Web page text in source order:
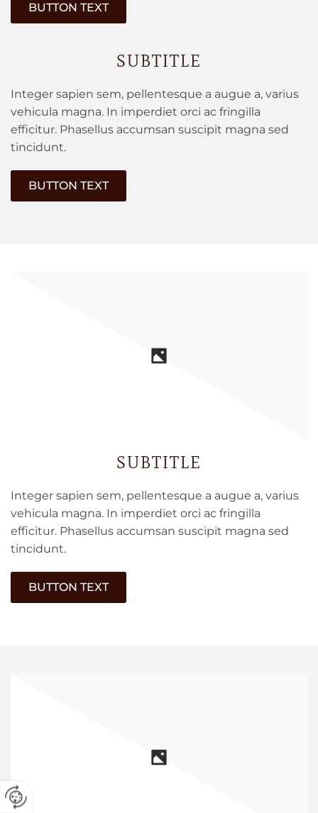
BUTTON TEXT
SUBTITLE
Integer sapien sem, pellentesque a augue a, varius
vehicula magna. In imperdiet orci ac fringilla
efficitur. Phasellus accumsan suscipit magna sed
tincidunt.
BUTTON TEXT
SUBTITLE
Integer sapien sem, pellentesque a augue a, varius
vehicula magna. In imperdiet orci ac fringilla
efficitur. Phasellus accumsan suscipit magna sed
tincidunt.
BUTTON TEXT